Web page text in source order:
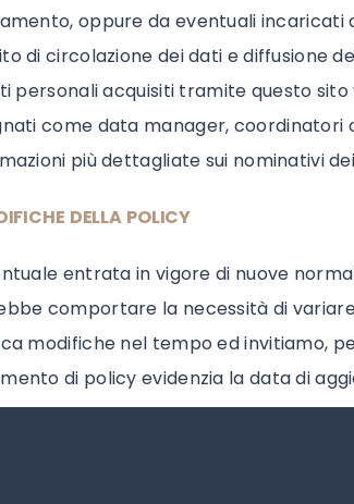
oppure da eventuali incaricati
di circolazione dei dati e diffusione
personali acquisiti tramite questo
come data manager, coordinatori
più dettagliate sui nominativi
DELLA POLICY
entrata in vigore di nuove
comportare la necessità di
modifiche nel tempo ed invitiamo,
di policy evidenzia la data di